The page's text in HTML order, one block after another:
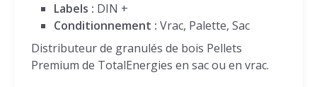
Labels : DIN +
Conditionnement : Vrac, Palette, Sac
Distributeur de granulés de bois Pellets
Premium de TotalEnergies en sac ou en vrac.